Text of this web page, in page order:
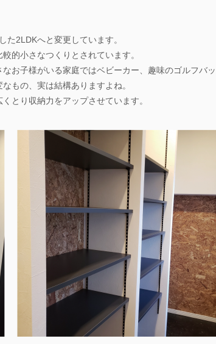
た2LDKへと変更しています。
的小さなつくりとされています。
お子様がいる家庭ではベビーカー、趣味のゴルフバ
もの、実は結構ありますよね。
とり収納力をアップさせています。